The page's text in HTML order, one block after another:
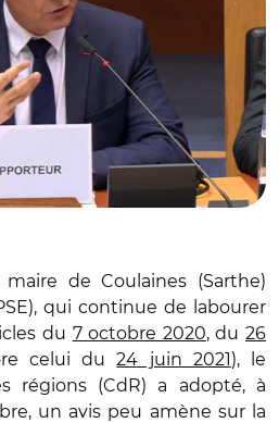
de Coulaines (Sarthe)
qui continue de labourer
du 7 octobre 2020, du26
celui du24 juin 2021), le
régions (CdR) a adopté, à
un avis peu amène sur la